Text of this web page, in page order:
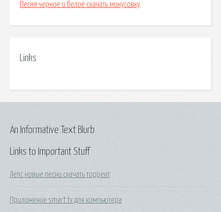
Песня черное и белое скачать минусовку
Links
Links to Important Stuff
Лепс новые песни скачать торрент
Приложение smart tv для компьютера
An Informative Text Blurb